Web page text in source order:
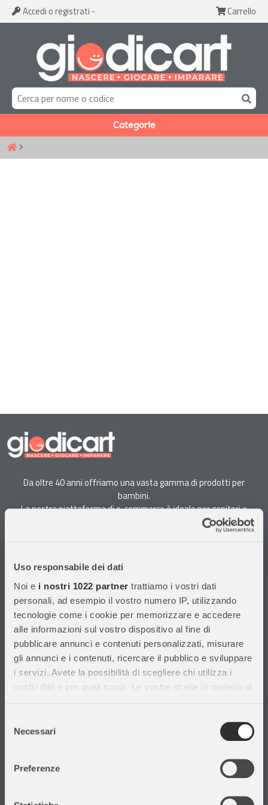
Uso responsabile dei dati
Noi e i nostri 1022 partner trattiamo i vostri dati
personali, ad esempio il vostro numero IP, utilizzando
tecnologie come i cookie per memorizzare e accedere
alle informazioni sul vostro dispositivo al fine di
pubblicare annunci e contenuti personalizzati, misurare
gli annunci e i contenuti, ricercare il pubblico e sviluppare
i servizi. Avete la possibilità di scegliere chi utilizza i
vostri dati e per quali scopi. Le vostre scelte in materia di
modificare o revocare il proprio consenso in qualsiasi
momento dalla Dichiarazione sui cookie o facendo clic
delNecessari
Preferenze
Accedi o registrati - Carrello
Categorie
Da oltre 40 anni offriamo una vasta gamma di prodotti per
bambini.
La nostra piattaforma di e-commerce è ideale per genitori e
specialisti alla ricerca di giocattoli, articoli per l'infanzia, cancelleria e
soddisfare le esigenze dei clienti.
Informazioni
Assistenza Clienti
Chi siamo
Privacy Policy
Cataloghi
Volantini